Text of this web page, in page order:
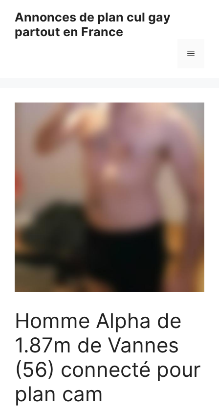
contenu
Annonces de plan cul gay
partout en France
Menu
Homme Alpha de
1.87m de Vannes
(56) connecté pour
plan cam